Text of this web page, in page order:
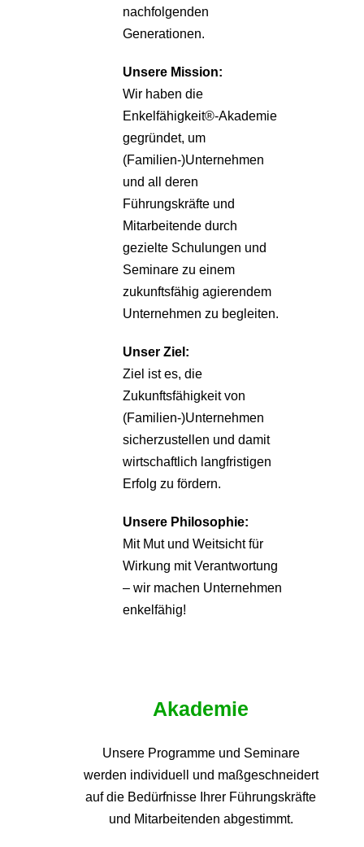
nachfolgenden
Generationen.
Unsere Mission:
Wir haben die
Enkelfähigkeit®-Akademie
gegründet, um
(Familien-)Unternehmen
und all deren
Führungskräfte und
Mitarbeitende durch
gezielte Schulungen und
Seminare zu einem
zukunftsfähig agierendem
Unternehmen zu begleiten.
Unser Ziel:
Ziel ist es, die
Zukunftsfähigkeit von
(Familien-)Unternehmen
sicherzustellen und damit
wirtschaftlich langfristigen
Erfolg zu fördern.
Unsere Philosophie:
Mit Mut und Weitsicht für
Wirkung mit Verantwortung
– wir machen Unternehmen
enkelfähig!
Akademie
Unsere Programme und Seminare
werden individuell und maßgeschneidert
auf die Bedürfnisse Ihrer Führungskräfte
und Mitarbeitenden abgestimmt.